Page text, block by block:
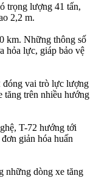
trọng lượng 41 tấn,
2,2 m.
km. Những thông số
hỏa lực, giáp bảo vệ
đóng vai trò lực lượng
tăng trên nhiều hướng
T-72 hướng tới
giản hóa huấn
những dòng xe tăng